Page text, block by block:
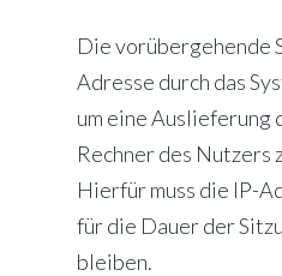
Die vorübergehende
Adresse durch das
um eine Auslieferung
Rechner des Nutzers
Hierfür muss die IP-
für die Dauer der
bleiben.